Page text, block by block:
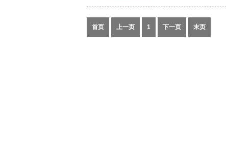
首页 上一页 1 下一页 末页